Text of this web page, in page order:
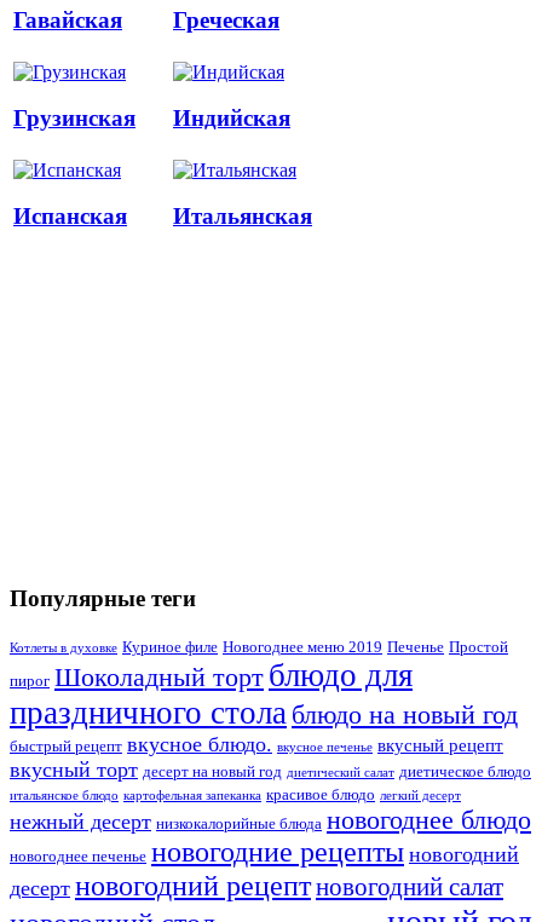
Гавайская Греческая
Грузинская Индийская
Испанская Итальянская
Популярные теги
Котлеты в духовке Куриное филе Новогоднее меню 2019 Печенье Простой
пирог Шоколадный торт блюдо для
праздничного стола блюдо на новый год
быстрый рецепт вкусное блюдо. вкусное печенье вкусный рецепт
вкусный торт десерт на новый год диетический салат диетическое блюдо
итальянское блюдо картофельная запеканка красивое блюдо легкий десерт
нежный десерт низкокалорийные блюда новогоднее блюдо
новогоднее печенье новогодние рецепты новогодний
десерт новогодний рецептновогодний салат